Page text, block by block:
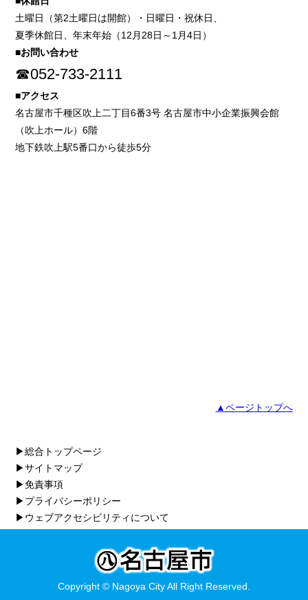
土曜日（第2土曜日は開館）・日曜日・祝休日、
夏季休館日、年末年始（12月28日～1月4日）
■お問い合わせ
☎052-733-2111
■アクセス
名古屋市千種区吹上二丁目6番3号 名古屋市中小企業振興会館
（吹上ホール）6階
地下鉄吹上駅5番口から徒歩5分
▲ページトップへ
▶総合トップページ
▶サイトマップ
▶免責事項
▶プライバシーポリシー
▶ウェブアクセシビリティについて
Copyright © Nagoya City All Right Reserved.